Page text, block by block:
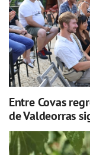
Entre Covas
de Valdeorras